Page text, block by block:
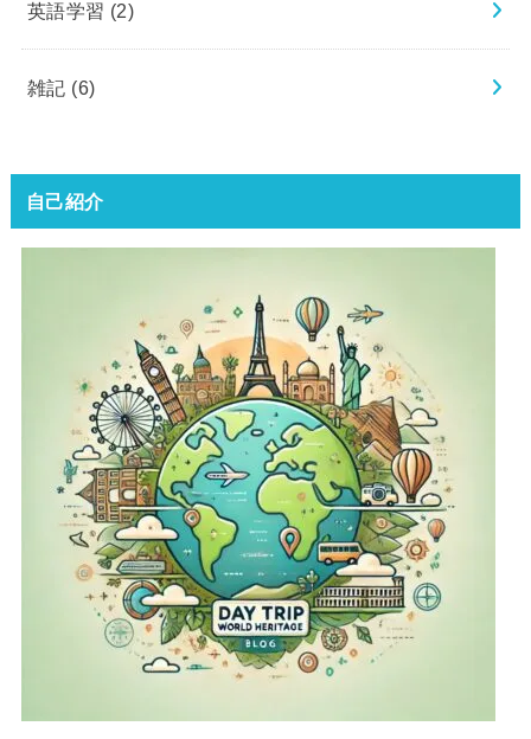
英語学習 (2)
雑記 (6)
自己紹介